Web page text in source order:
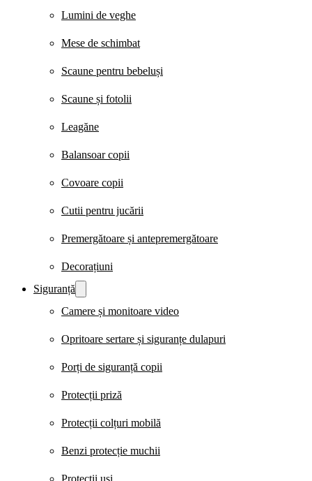
Lumini de veghe
Mese de schimbat
Scaune pentru bebeluși
Scaune și fotolii
Leagăne
Balansoar copii
Covoare copii
Cutii pentru jucării
Premergătoare și antepremergătoare
Decorațiuni
Siguranță
Camere și monitoare video
Opritoare sertare și siguranțe dulapuri
Porți de siguranță copii
Protecții priză
Protecții colțuri mobilă
Benzi protecție muchii
Protecții uși